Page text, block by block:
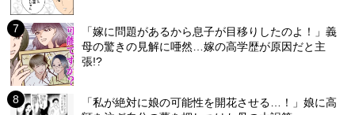
「嫁に問題があるから息子が目移りしたのよ！」義
母の驚きの見解に唖然…嫁の高学歴が原因だと主
張!?
「私が絶対に娘の可能性を開花させる…！」娘に高